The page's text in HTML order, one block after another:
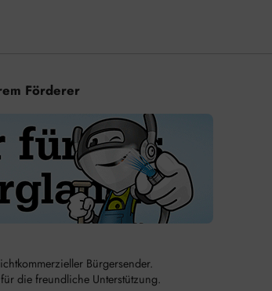
Förderer
Bürgersender.
die freundliche Unterstützung.